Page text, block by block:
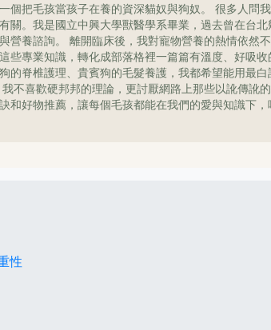
個把毛孩當孩子在養的資深貓奴與狗奴。 很多人問
關。我是國立中興大學獸醫學系畢業，過去曾在台
營養諮詢。 離開臨床後，我對寵物營養的熱情依然
些專業知識，轉化成部落格裡一篇篇有溫度、好吸
的脊椎護理、貴賓狗的毛髮養護，我都希望能用最
不喜歡硬邦邦的理論，更討厭網路上那些以訛傳訛
和好物推薦，讓每個毛孩都能在我們的愛與知識下
性